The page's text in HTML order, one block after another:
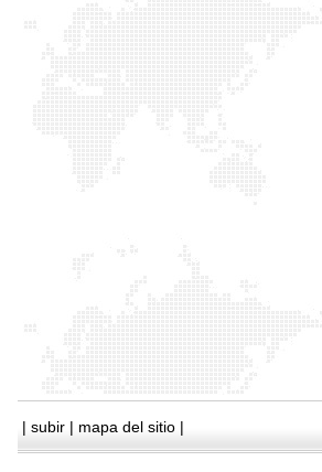
| subir | mapa del sitio |